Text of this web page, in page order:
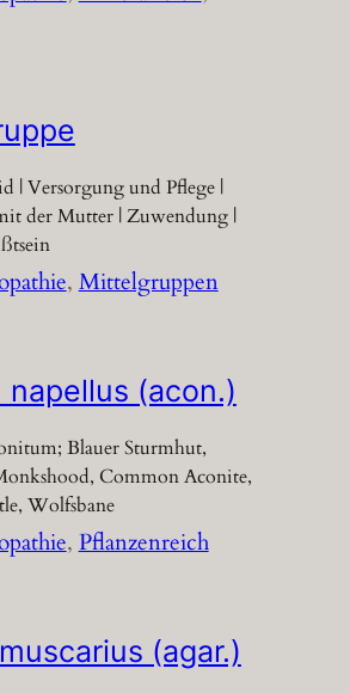
| Versorgung und Pflege |
der Mutter | Zuwendung |
, Mittelgruppen
(acon.)
Blauer Sturmhut,
Common Aconite,
Wolfsbane
, Pflanzenreich
(agar.)